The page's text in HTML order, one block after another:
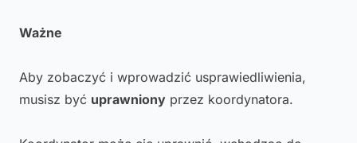
Ważne
Aby zobaczyć i wprowadzić usprawiedliwienia,
musisz być uprawniony przez koordynatora.